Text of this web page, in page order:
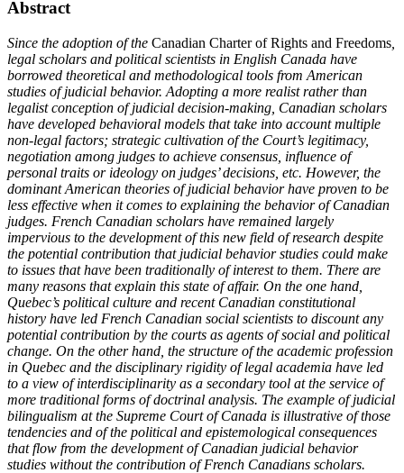
Abstract
Since the adoption of the Canadian Charter of Rights and Freedoms
legal scholars and political scientists in English Canada have
borrowed theoretical and methodological tools from American
studies of judicial behavior. Adopting a more realist rather than
legalist conception of judicial decision-making, Canadian scholars
have developed behavioral models that take into account multiple
non-legal factors; strategic cultivation of the Court’s legitimacy,
negotiation among judges to achieve consensus, influence of
personal traits or ideology on judges’ decisions, etc. However, the
dominant American theories of judicial behavior have proven to be
less effective when it comes to explaining the behavior of Canadian
judges. French Canadian scholars have remained largely
impervious to the development of this new field of research despite
the potential contribution that judicial behavior studies could make
to issues that have been traditionally of interest to them. There are
many reasons that explain this state of affair. On the one hand,
Quebec’s political culture and recent Canadian constitutional
history have led French Canadian social scientists to discount any
potential contribution by the courts as agents of social and political
change. On the other hand, the structure of the academic profession
in Quebec and the disciplinary rigidity of legal academia have led
to a view of interdisciplinarity as a secondary tool at the service of
more traditional forms of doctrinal analysis. The example of judicial
bilingualism at the Supreme Court of Canada is illustrative of those
tendencies and of the political and epistemological consequences
that flow from the development of Canadian judicial behavior
studies without the contribution of French Canadians scholars.